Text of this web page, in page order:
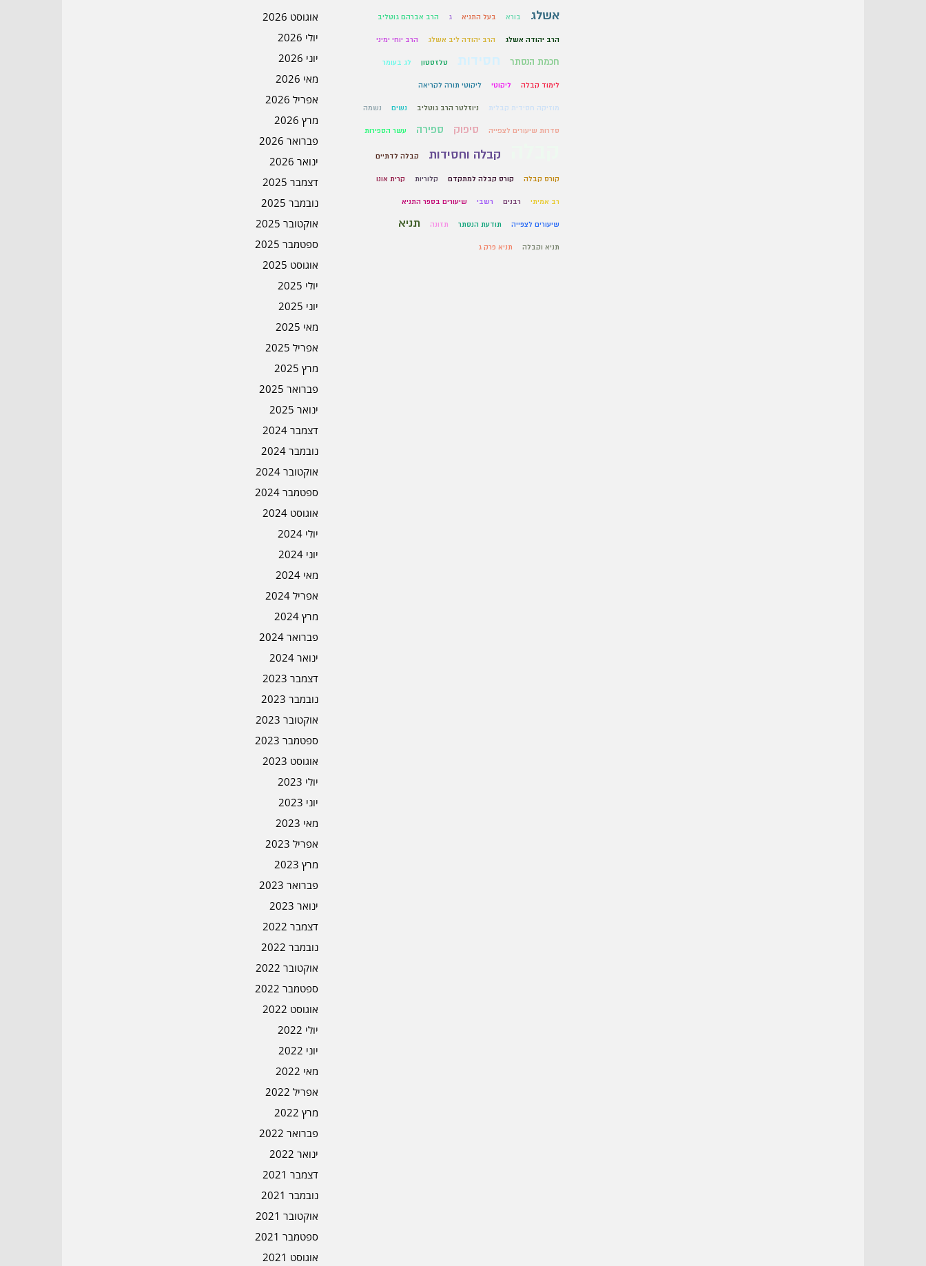
אוגוסט 2026
יולי 2026
יוני 2026
מאי 2026
אפריל 2026
מרץ 2026
פברואר 2026
ינואר 2026
דצמבר 2025
נובמבר 2025
אוקטובר 2025
ספטמבר 2025
אוגוסט 2025
יולי 2025
יוני 2025
מאי 2025
אפריל 2025
מרץ 2025
פברואר 2025
ינואר 2025
דצמבר 2024
נובמבר 2024
אוקטובר 2024
ספטמבר 2024
אוגוסט 2024
יולי 2024
יוני 2024
מאי 2024
אפריל 2024
מרץ 2024
פברואר 2024
ינואר 2024
דצמבר 2023
נובמבר 2023
אוקטובר 2023
ספטמבר 2023
אוגוסט 2023
יולי 2023
יוני 2023
מאי 2023
אפריל 2023
מרץ 2023
פברואר 2023
ינואר 2023
דצמבר 2022
נובמבר 2022
אוקטובר 2022
ספטמבר 2022
אוגוסט 2022
יולי 2022
יוני 2022
מאי 2022
אפריל 2022
מרץ 2022
פברואר 2022
ינואר 2022
דצמבר 2021
נובמבר 2021
אוקטובר 2021
ספטמבר 2021
אוגוסט 2021
אשלג בורא בעל התניא ג הרב אברהם גוטליב
הרב יהודה אשלג הרב יהודה ליב אשלג הרב יוחי ימיני
חכמת הנסתר חסידות טלזסטון לג בעומר
לימוד קבלה ליקוטי ליקוטי תורה לקריאה
מוזיקה חסידית קבלית ניוזלטר הרב גוטליב נשים נשמה
סדרות שיעורים לצפייה סיפוק ספירה עשר הספירות
קבלה וחסידות קבלה לדתיים
קורס קבלה קורס קבלה למתקדם קלוריות קרית אונו
רב אמיתי רבנים רשבי שיעורים בספר התניא
שיעורים לצפייה תודעת הנסתר תזונה תניא
תניא וקבלה תניא פרק ג